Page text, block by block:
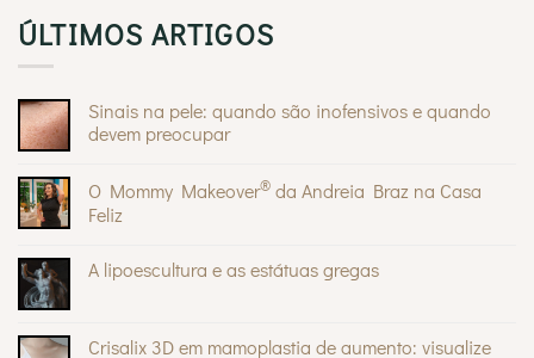
ÚLTIMOS ARTIGOS
Sinais na pele: quando são inofensivos e quando
devem preocupar
em
Sinais
na
são
inofensivos
preocupar
O Mommy Makeover® da Andreia Braz na Casa
Feliz
em
Andreia
A lipoescultura e as estátuas gregas
A
Crisalix 3D em mamoplastia de aumento: visualize